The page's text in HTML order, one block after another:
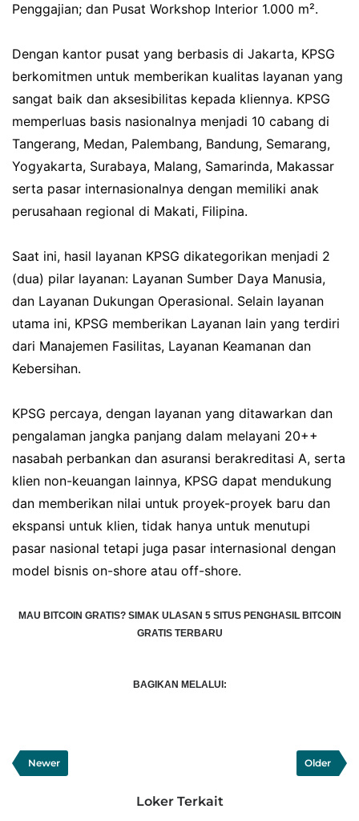
Penggajian; dan Pusat Workshop Interior 1.000 m².
Dengan kantor pusat yang berbasis di Jakarta, KPSG
berkomitmen untuk memberikan kualitas layanan yang
sangat baik dan aksesibilitas kepada kliennya. KPSG
memperluas basis nasionalnya menjadi 10 cabang di
Tangerang, Medan, Palembang, Bandung, Semarang,
Yogyakarta, Surabaya, Malang, Samarinda, Makassar
serta pasar internasionalnya dengan memiliki anak
perusahaan regional di Makati, Filipina.
Saat ini, hasil layanan KPSG dikategorikan menjadi 2
(dua) pilar layanan: Layanan Sumber Daya Manusia,
dan Layanan Dukungan Operasional. Selain layanan
utama ini, KPSG memberikan Layanan lain yang terdiri
dari Manajemen Fasilitas, Layanan Keamanan dan
Kebersihan.
KPSG percaya, dengan layanan yang ditawarkan dan
pengalaman jangka panjang dalam melayani 20++
nasabah perbankan dan asuransi berakreditasi A, serta
klien non-keuangan lainnya, KPSG dapat mendukung
dan memberikan nilai untuk proyek-proyek baru dan
ekspansi untuk klien, tidak hanya untuk menutupi
pasar nasional tetapi juga pasar internasional dengan
model bisnis on-shore atau off-shore.
MAU BITCOIN GRATIS? SIMAK ULASAN 5 SITUS PENGHASIL BITCOIN
GRATIS TERBARU
BAGIKAN MELALUI:
Newer Older
Loker Terkait